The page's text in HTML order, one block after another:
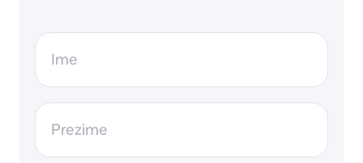
Ime
Prezime